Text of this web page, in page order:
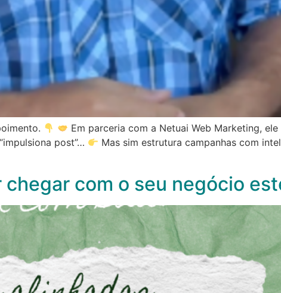
Em parceria com a Netuai Web Marketing,
post”…
Mas sim estrutura campanhas com
com o seu negócio